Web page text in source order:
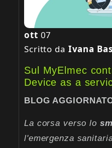
ott 07
Scritto da Ivana
Sul MyElmec
Device as a
BLOG
La corsa verso lo
l'emergenza